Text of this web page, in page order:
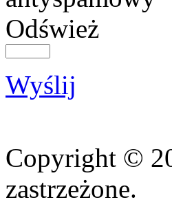
Odśwież
Wyślij
Copyright ©
zastrzeżone.